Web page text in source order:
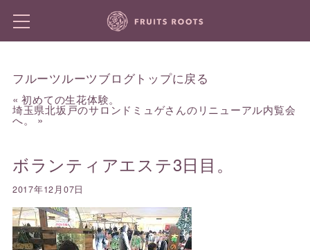
フルーツルーツブログトップに戻る
«初めての生花体験。
埼玉県北坂戸のサロンドミュゲさんのリニューアル内覧会
へ。 »
ボランティアエステ3日目。
2017年12月07日